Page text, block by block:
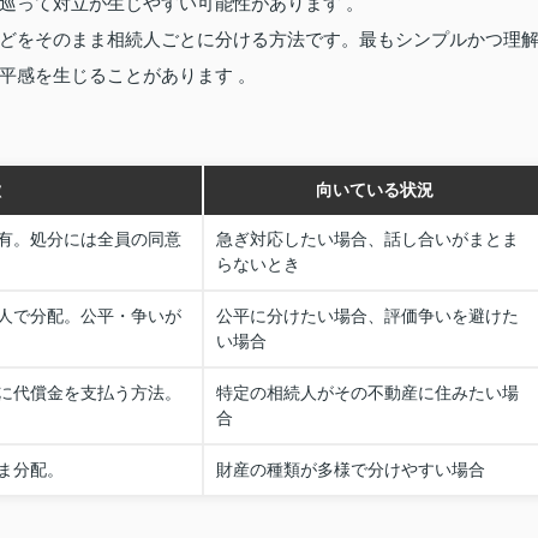
をそのまま相続人ごとに分ける方法です。最もシンプルかつ理解
感を生じることがあります 。
向いている状況
。処分には全員の同意
急ぎ対応したい場合、話し合いがまとま
らないとき
で分配。公平・争いが
公平に分けたい場合、評価争いを避けた
い場合
代償金を支払う方法。
特定の相続人がその不動産に住みたい場
合
分配。 財産の種類が多様で分けやすい場合